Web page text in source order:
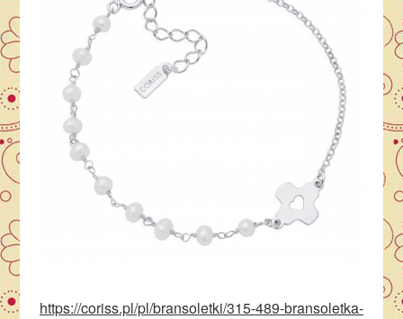
https://coriss.pl/pl/bransoletki/315-489-bransoletka-